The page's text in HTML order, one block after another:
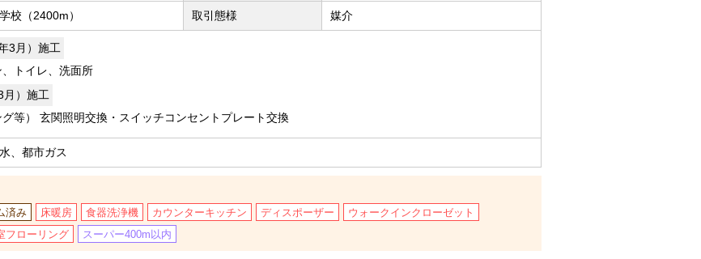
校（2400m） 取引態様 媒介
3月）施工
トイレ、洗面所
月）施工
等） 玄関照明交換・スイッチコンセントプレート交換
、都市ガス
済み 床暖房 食器洗浄機 カウンターキッチン ディスポーザー
ウォークインクローゼット
フローリング スーパー400m以内